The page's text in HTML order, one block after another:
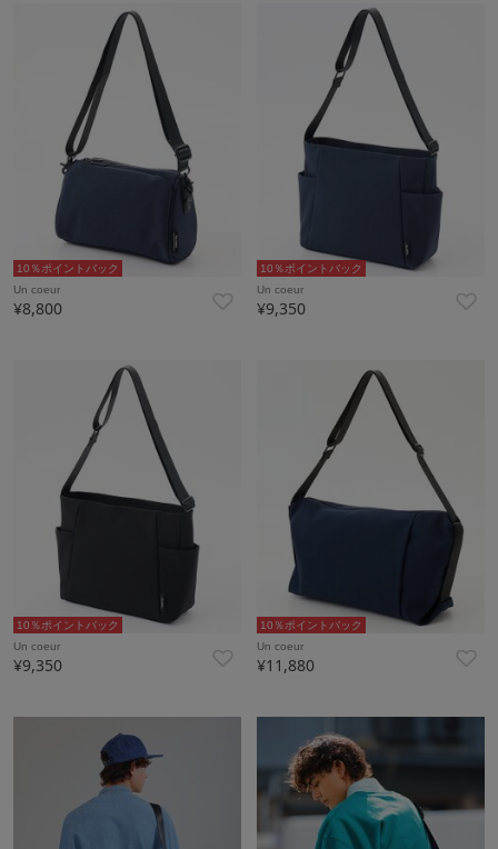
10％ポイントバック
Un coeur
¥8,800
10％ポイントバック
Un coeur
¥9,350
10％ポイントバック
Un coeur
¥9,350
10％ポイントバック
Un coeur
¥11,880